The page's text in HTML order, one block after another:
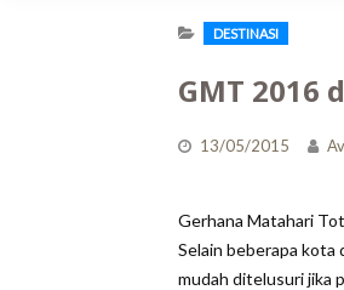
DESTINASI
GMT 2016
13/05/2015
Gerhana Matahari
Selain beberapa kota
mudah ditelusuri jika